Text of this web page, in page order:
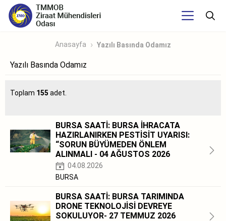
Anasayfa Yazılı Basında Odamız
Yazılı Basında Odamız
Toplam 155 adet.
BURSA SAATİ: BURSA İHRACATA
HAZIRLANIRKEN PESTİSİT UYARISI:
“SORUN BÜYÜMEDEN ÖNLEM
ALINMALI - 04 AĞUSTOS 2026
04.08.2026
BURSA
BURSA SAATİ: BURSA TARIMINDA
DRONE TEKNOLOJİSİ DEVREYE
SOKULUYOR- 27 TEMMUZ 2026